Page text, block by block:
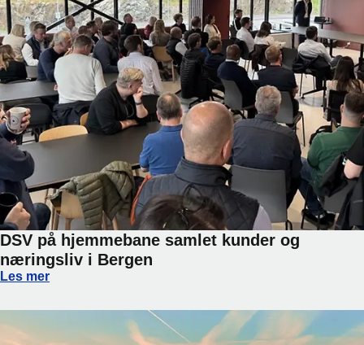
DSV på hjemmebane samlet kunder og
næringsliv i Bergen
DSV på hjemmebane samlet kunder og næringsliv i Bergen
Les mer